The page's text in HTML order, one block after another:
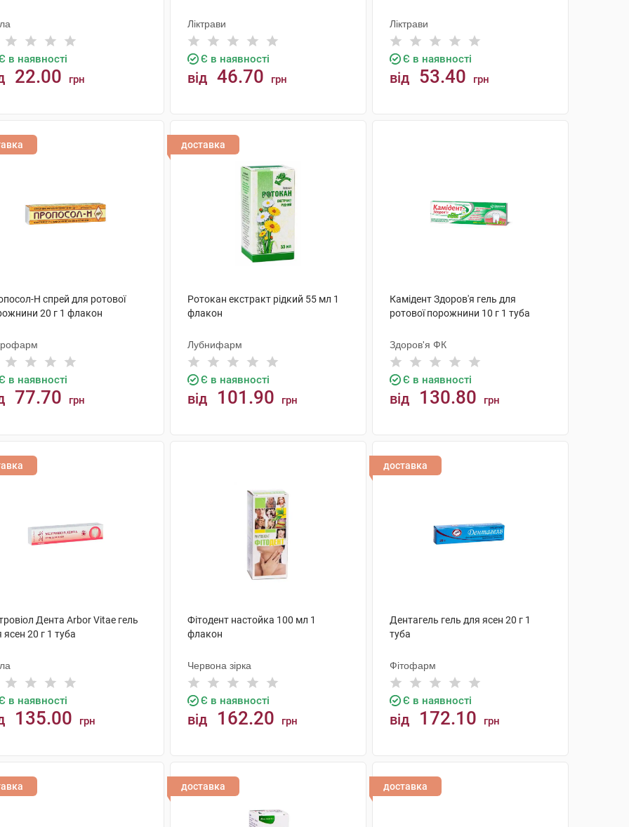
в наявності
22.00 грн
Ліктрави
Є в наявності
від 46.70 грн
Ліктрави
Є в наявності
від 53.40 грн
Н спрей для ротової
20 г 1 флакон
в наявності
77.70 грн
доставка
Ротокан екстракт рідкий 55 мл 1
флакон
Лубнифарм
Є в наявності
від 101.90 грн
Камідент Здоров'я гель для
ротової порожнини 10 г 1 туба
Здоров'я ФК
Є в наявності
від 130.80 грн
Дента Arbor Vitae гель
ясен 20 г 1 туба
в наявності
135.00 грн
Фітодент настойка 100 мл 1
флакон
Червона зірка
Є в наявності
від 162.20 грн
доставка
Дентагель гель для ясен 20 г 1
туба
Фітофарм
Є в наявності
від 172.10 грн
доставка доставка